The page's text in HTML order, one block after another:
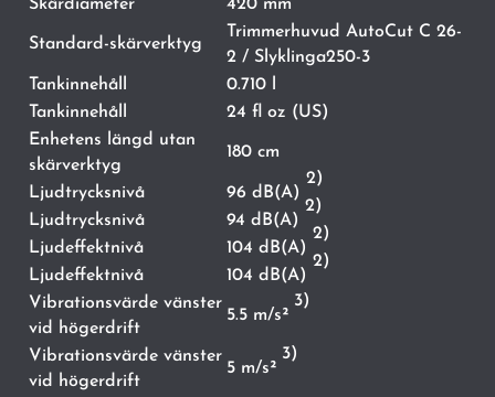
Skärdiameter 420 mm
Standard-skärverktyg
Trimmerhuvud AutoCut C 26-
2 / Slyklinga250-3
Tankinnehåll
0.710 l
Tankinnehåll
24 fl oz (US)
Enhetens längd utan
skärverktyg
180 cm
Ljudtrycksnivå 96 dB(A)
2)
Ljudtrycksnivå 94 dB(A)
2)
Ljudeffektnivå 104 dB(A)
2)
Ljudeffektnivå 104 dB(A)
2)
Vibrationsvärde vänster
vid högerdrift
5.5 m/s²
3)
Vibrationsvärde vänster
vid högerdrift
5 m/s²
3)